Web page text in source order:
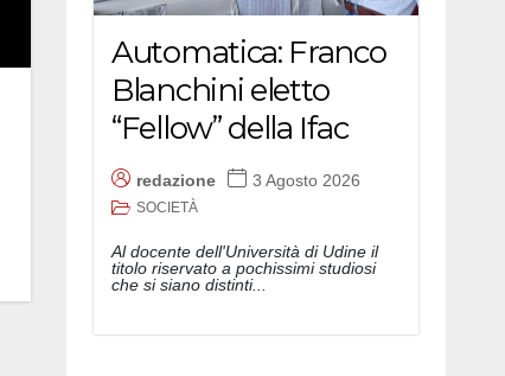
Automatica: Franco
Blanchini eletto
“Fellow” della Ifac
redazione 3 Agosto 2026
SOCIETÀ
Al docente dell'Università di Udine il
titolo riservato a pochissimi studiosi
che si siano distinti...